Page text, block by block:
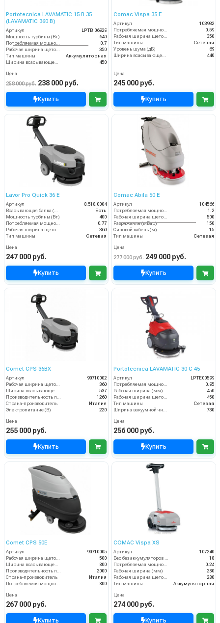
Portotecnica LAVAMATIC 15 B 35
(LAVAMATIC 360 B)
Артикул
LPTB 06929
Мощность турбины (Вт)
640
Потребляемая мощность (кВт)
0.7
Рабочая ширина щеток (мм)
350
Тип машины
Аккумуляторная
Ширина всасывающей балки (мм)
450
Цена
258 000 руб. 238 000 руб.
Купить
Comac Vispa 35 Е
Артикул
103932
Потребляемая мощность (кВт)
0.59
Рабочая ширина щеток (мм)
350
Тип машины
Сетевая
Уровень шума (дБ)
69
Ширина всасывающей балки (мм)
440
Цена
245 000 руб.
Купить
Lavor Pro Quick 36 E
Артикул
8.518.0004
Всасывающая балка (шт)
Есть
Мощность турбины (Вт)
400
Потребляемая мощность (кВт)
0.77
Рабочая ширина щеток (мм)
360
Тип машины
Сетевая
Цена
247 000 руб.
Купить
Comac Abila 50 E
Артикул
104566
Потребляемая мощность (кВт)
1.2
Рабочая ширина щеток (мм)
500
Разряжение (мБар)
150
Силовой кабель (м)
15
Тип машины
Сетевая
Цена
277 000 руб. 249 000 руб.
Купить
Comet CPS 36BX
Артикул
90710002
360
537
1260
Страна-производитель
Италия
Электропитание (В)
220
Цена
255 000 руб.
Купить
Portotecnica LAVAMATIC 30 С 45
Артикул
LPTE00599
0.95
Рабочая ширина (мм)
450
450
Тип машины
Сетевая
730
Цена
256 000 руб.
Купить
Comet CPS 50E
Артикул
90710005
500
800
2000
Страна-производитель
Италия
800
Цена
267 000 руб.
Купить
COMAC Vispa XS
Артикул
107240
18
0.24
Рабочая ширина (мм)
280
280
Тип машины
Аккумуляторная
Цена
274 000 руб.
Купить